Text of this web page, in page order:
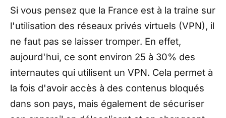
Si vous pensez que la France est à la traine sur
l'utilisation des réseaux privés virtuels (VPN), il
ne faut pas se laisser tromper. En effet,
aujourd'hui, ce sont environ 25 à 30% des
internautes qui utilisent un VPN. Cela permet à
la fois d'avoir accès à des contenus bloqués
dans son pays, mais également de sécuriser